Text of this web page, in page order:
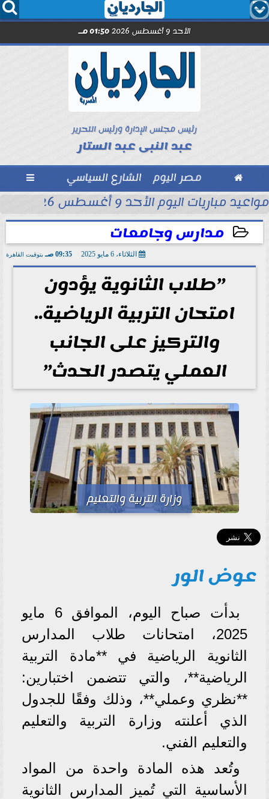
  
الأحد 9 أغسطس 2026 01:50 مـ
رئيس مجلس الإدارة ورئيس التحرير
عبد النبى عبد الستار
 مصر اليوم الشارع السياسي 
شريف...
مواعيد مباريات اليوم الأحد 9 أغسطس 2026
مدارس وجامعات
الثلاثاء، 6 مايو 2025 09:35 صـ بتوقيت القاهرة
”طلاب الثانوية يؤدون
امتحان التربية الرياضية..
والتركيز على الجانب
العملي يتصدر الحدث”
وزارة التربية والتعليم
عوض الور
بدأت صباح اليوم، الموافق 6 مايو
2025، امتحانات طلاب المدارس
الثانوية الرياضية في **مادة التربية
الرياضية**، والتي تتضمن اختبارين:
**نظري وعملي**، وذلك وفقًا للجدول
الذي أعلنته وزارة التربية والتعليم
والتعليم الفني.
وتُعد هذه المادة واحدة من المواد
الأساسية التي تُميز المدارس الثانوية